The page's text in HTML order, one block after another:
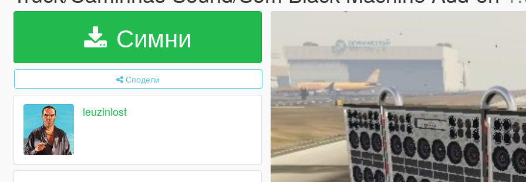
Симни
Сподели
leuzinlost